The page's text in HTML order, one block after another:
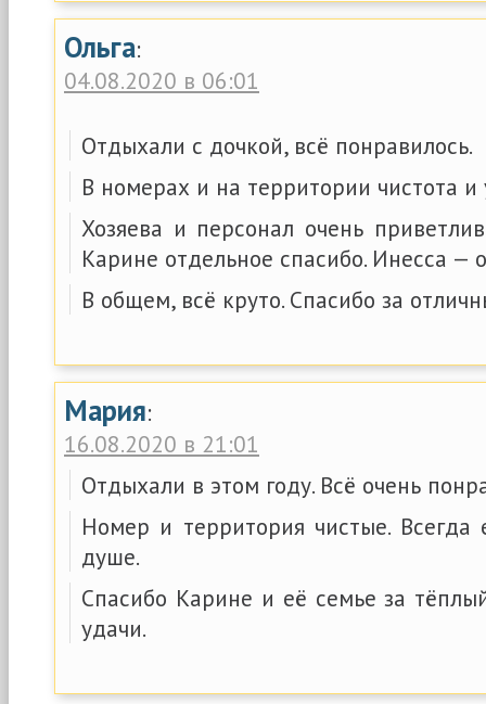
Ольга:
04.08.2020 в 06:01
Отдыхали с дочкой, всё понравилось.
В номерах и на территории чистота и
Хозяева и персонал очень
Карине отдельное спасибо. Инесса —
В общем, всё круто. Спасибо за
Мария:
16.08.2020 в 21:01
Отдыхали в этом году. Всё очень
Номер и территория чистые. Всегда
душе.
Спасибо Карине и её семье за
удачи.